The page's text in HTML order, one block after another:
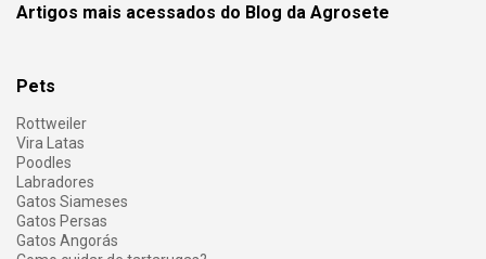
Artigos mais acessados do Blog da Agrosete
Pets
Rottweiler
Vira Latas
Poodles
Labradores
Gatos Siameses
Gatos Persas
Gatos Angorás